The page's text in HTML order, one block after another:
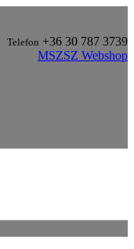
Telefon +36 30 787 3739
MSZSZ Webshop